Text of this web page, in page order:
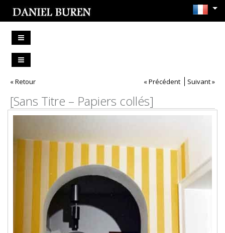
« Retour « Précédent Suivant »
[Sans Titre – Papiers collés]